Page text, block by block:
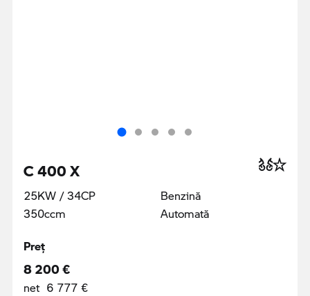
C 400 X
25KW / 34CP
350ccm
Benzină
Automată
Preţ
8 200 €
net 6 777 €